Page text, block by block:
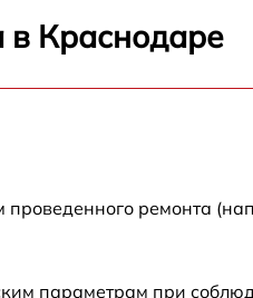
в Краснодаре
ремонта
параметрам при